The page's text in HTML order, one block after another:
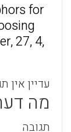
for
27, 4,
עדיין אין
מה
תגובה